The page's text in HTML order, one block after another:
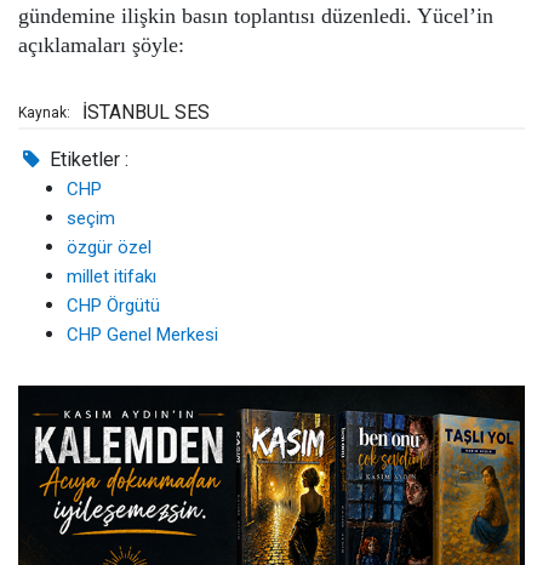
gündemine ilişkin basın toplantısı düzenledi. Yücel’in
açıklamaları şöyle:
Kaynak: İSTANBUL SES
Etiketler :
CHP
seçim
özgür özel
millet itifakı
CHP Örgütü
CHP Genel Merkesi